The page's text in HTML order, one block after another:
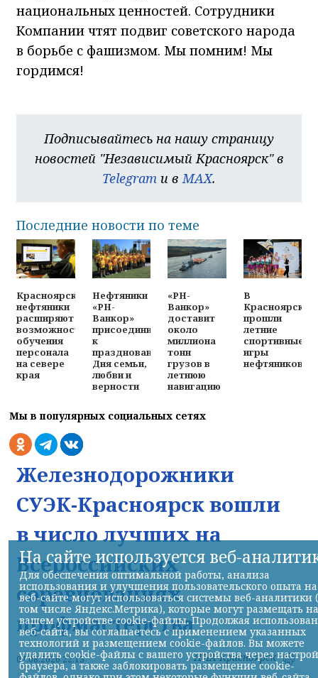
национальных ценностей. Сотрудники
Компании чтят подвиг советского народа
в борьбе с фашизмом. Мы помним! Мы
гордимся!
Подписывайтесь на нашу страницу
новостей "Независимый Красноярск" в
Telegram и в MAX.
Последние новости по теме
Красноярские
нефтяники
расширяют
возможности
обучения
персонала
на севере
края
Нефтяники
«РН-
Ванкор»
присоединились
к
празднованию
Дня семьи,
любви и
верности
«РН-
Ванкор»
доставит
около
миллиона
тонн
грузов в
летнюю
навигацию
В
Красноярске
прошли
летние
спортивные
игры
нефтяников
Мы в популярных социальных сетях
Железнодорожники
СУЭК-Красноярск вошли
в число лучших на
Всероссийских
соревнованиях
профмастерства
07.08.2026 22:13 НИА-Красноярск
На сайте используется веб-
Для обеспечения оптимальной работы, анализа
использования и улучшения пользовательского опыта на
веб-сайте могут использоваться системы веб-аналитики
том числе Яндекс.Метрика), которые могут размещать на
вашем устройстве cookie-файлы. Продолжая
веб-сайта, вы соглашаетесь с применением указанных
технологий и размещением cookie-файлов. Вы можете
удалить cookie-файлы с вашего устройства через
браузера, а также заблокировать размещение cookie-